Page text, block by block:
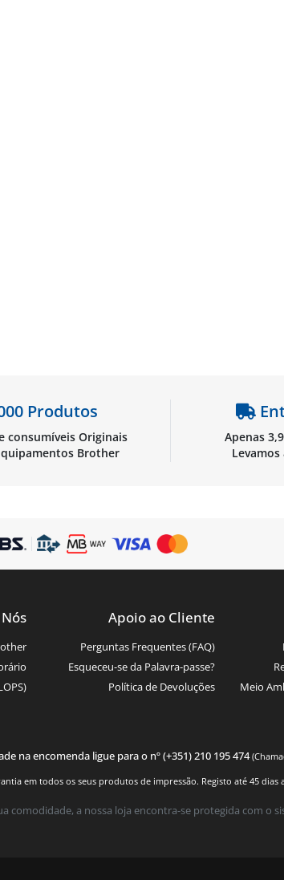
Produtos
consumíveis Originais
Brother
Apenas
Apoio ao Cliente
Perguntas Frequentes (FAQ)
Esqueceu-se da Palavra-passe?
Política de Devoluções
Meio
na encomenda ligue para o nº (+351) 210 195 474
em todos os seus produtos de impressão. Registo até 45
comodidade, a nossa loja encontra-se protegida com o